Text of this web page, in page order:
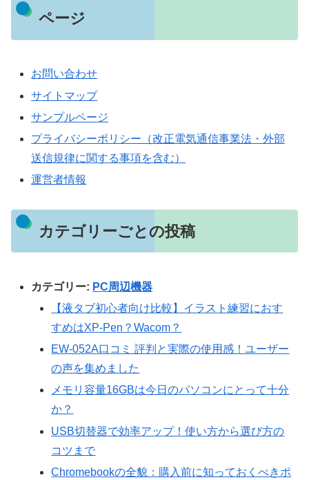
ページ
お問い合わせ
サイトマップ
サンプルページ
プライバシーポリシー（改正電気通信事業法・外部
送信規律に関する事項を含む）
運営者情報
カテゴリーごとの投稿
カテゴリー: PC周辺機器
【液タブ初心者向け比較】イラスト練習におす
すめはXP-Pen？Wacom？
EW-052A口コミ 評判と実際の使用感！ユーザー
の声を集めました
メモリ容量16GBは今日のパソコンにとって十分
か？
USB切替器で効率アップ！使い方から選び方の
コツまで
Chromebookの全貌：購入前に知っておくべきポ